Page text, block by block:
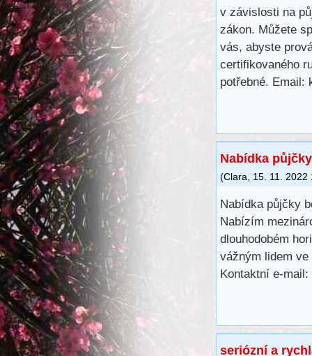
v závislosti na
zákon. Můžete
vás, abyste
certifikovaného
potřebné. Email:
Nabídka
(Clara 15. 11. 2022
Nabídka půjčky
Nabízím
dlouhodobém
vážným lidem
Kontaktní e-
seriózní a